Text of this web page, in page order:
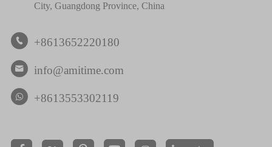
City, Guangdong Province, China
 +8613652220180
 info@amitime.com
+8613553302119